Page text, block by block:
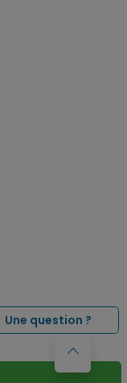
Une question ?